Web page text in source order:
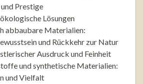
Prestige
Lösungen
abbaubare Materialien:
und Rückkehr zur Natur
Ausdruck und Feinheit
und synthetische Materialien:
und Vielfalt